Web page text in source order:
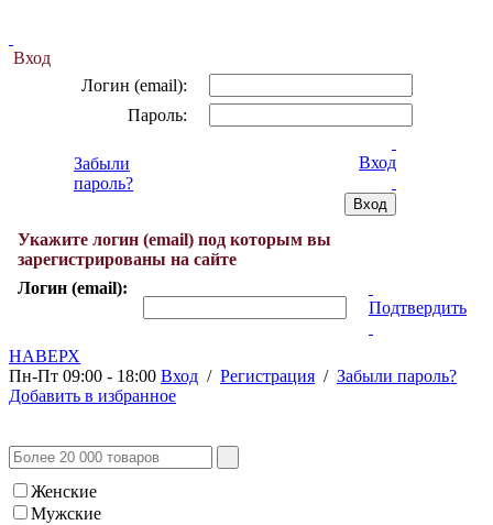
Вход
Логин (email):
Пароль:
Забыли
пароль?
Вход
Укажите логин (email) под которым вы
зарегистрированы на сайте
Логин (email):
Подтвердить
НАВЕРХ
Пн-Пт 09:00 - 18:00 Вход / Регистрация / Забыли пароль?
Добавить в избранное
Женские
Мужские